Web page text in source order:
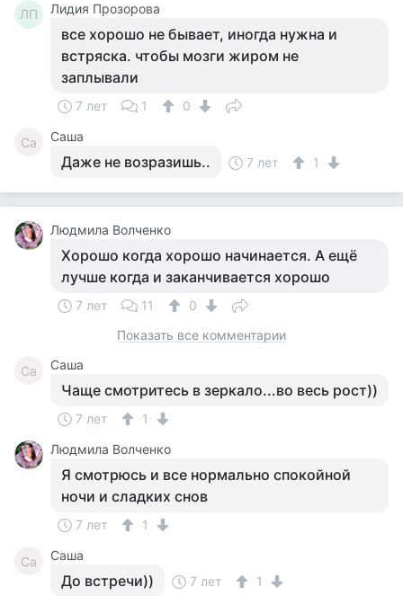
ЛП Лидия Прозорова
все хорошо не бывает, иногда нужна и
встряска. чтобы мозги жиром не
заплывали
7 лет 1 0
Са Саша
Даже не возразишь.. 7 лет 1
Людмила Волченко
Хорошо когда хорошо начинается. А ещё
лучше когда и заканчивается хорошо
7 лет 11
0
Показать все комментарии
Са Саша
Чаще смотритесь в зеркало...во весь рост))
7 лет
1
Людмила Волченко
Я смотрюсь и все нормально спокойной
ночи и сладких снов
7 лет 1
Са Саша
До встречи)) 7 лет 1